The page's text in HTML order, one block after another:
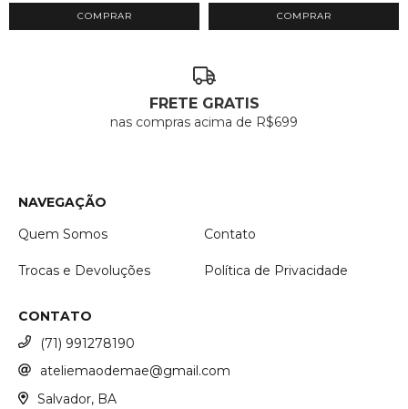
COMPRAR COMPRAR
FRETE GRATIS
nas compras acima de R$699
NAVEGAÇÃO
Quem Somos
Contato
Trocas e Devoluções Política de Privacidade
CONTATO
(71) 991278190
ateliemaodemae@gmail.com
Salvador, BA